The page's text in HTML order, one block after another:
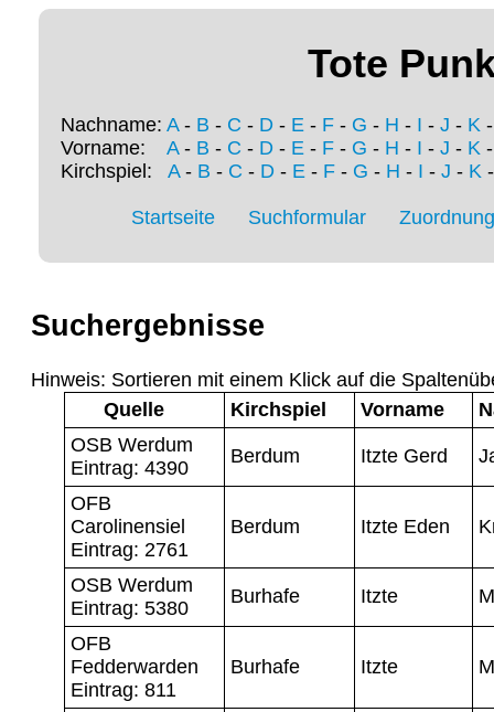
Tote
Nachname: A- B - C - D - E - F - G - H - I - J - K
Vorname: A- B - C - D - E - F - G - H - I - J - K
Kirchspiel: A- B - C - D- E- F- G - H - I - J - K
Startseite Suchformular
Suchergebnisse
Hinweis: Sortieren mit einem Klick auf die
Quelle
Kirchspiel Vorname
OSB Werdum
Eintrag: 4390
Berdum Itzte Gerd
OFB
Carolinensiel
Eintrag: 2761
Berdum Itzte Eden
OSB Werdum
Eintrag: 5380
Burhafe Itzte
OFB
Fedderwarden
Eintrag: 811
Burhafe Itzte